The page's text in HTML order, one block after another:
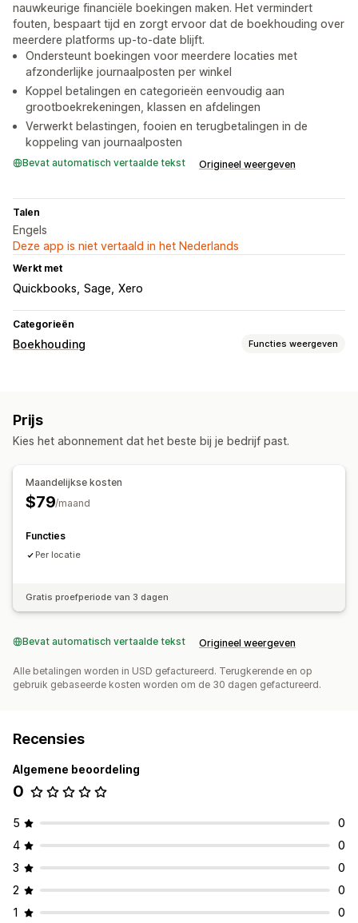
nauwkeurige financiële boekingen maken. Het vermindert
fouten, bespaart tijd en zorgt ervoor dat de boekhouding over
meerdere platforms up-to-date blijft.
Ondersteunt boekingen voor meerdere locaties met
afzonderlijke journaalposten per winkel
Koppel betalingen en categorieën eenvoudig aan
grootboekrekeningen, klassen en afdelingen
Verwerkt belastingen, fooien en terugbetalingen in de
koppeling van journaalposten
Bevat automatisch vertaalde tekst Origineel weergeven
Talen
Engels
Deze app is niet vertaald in het Nederlands
Werkt met
Quickbooks Sage Xero
Categorieën
Boekhouding Functies weergeven
Prijs
Kies het abonnement dat het beste bij je bedrijf past.
Maandelijkse kosten
$79/maand
Functies
Per locatie
Gratis proefperiode van 3 dagen
Bevat automatisch vertaalde tekst Origineel weergeven
Alle betalingen worden in USD gefactureerd. Terugkerende en op
gebruik gebaseerde kosten worden om de 30 dagen gefactureerd.
Recensies
Algemene beoordeling
0
5
0
4
0
3
0
2
0
1
0